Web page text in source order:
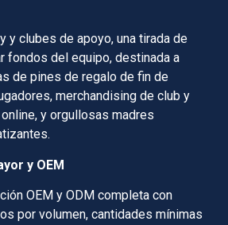
y clubes de apoyo, una tirada de
fondos del equipo, destinada a
de pines de regalo de fin de
merchandising de club y
y orgullosas madres
y OEM
OEM y ODM completa con
por volumen, cantidades mínimas